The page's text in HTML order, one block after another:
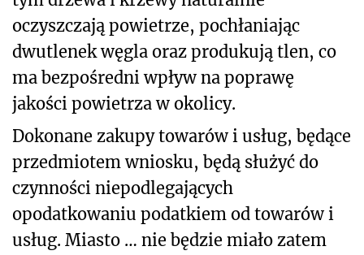
oczyszczają powietrze, pochłaniając
dwutlenek węgla oraz produkują tlen, co
ma bezpośredni wpływ na poprawę
jakości powietrza w okolicy.
Dokonane zakupy towarów i usług, będące
przedmiotem wniosku, będą służyć do
czynności niepodlegających
opodatkowaniu podatkiem od towarów i
usług. Miasto … nie będzie miało zatem